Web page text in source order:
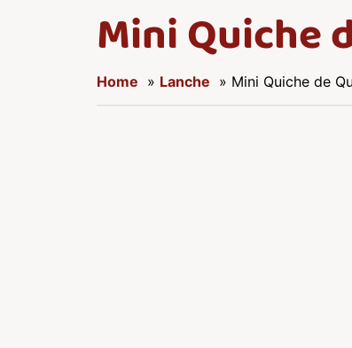
Mini Quiche
Home » Lanche » Mini Quiche de